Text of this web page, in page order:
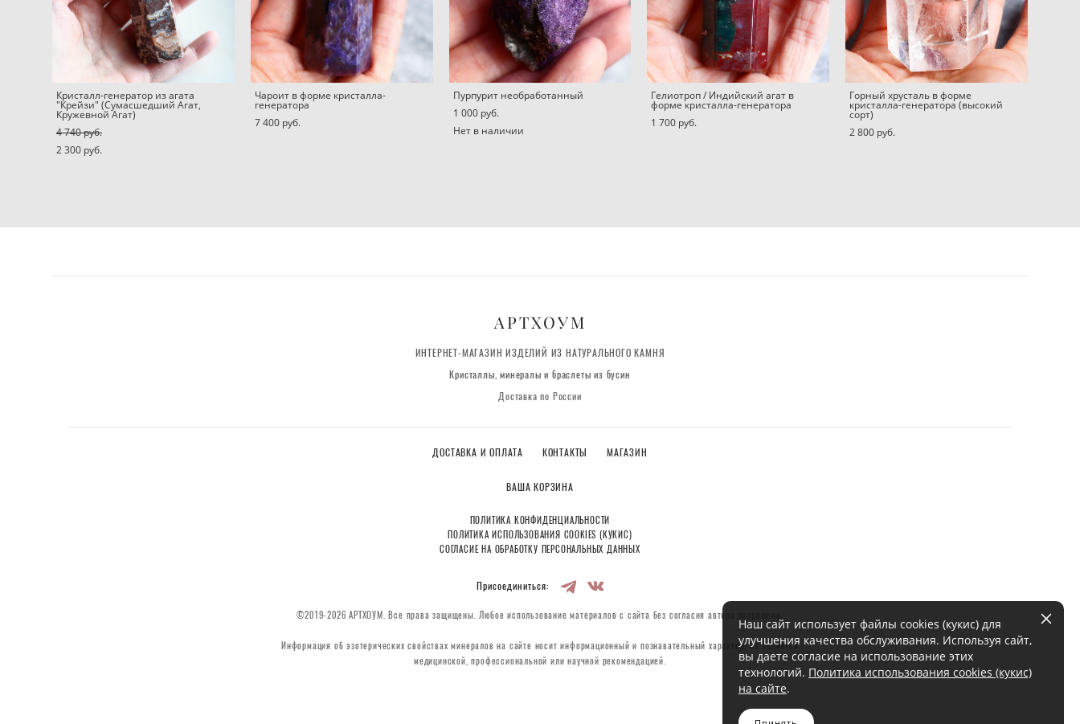
Кристалл-генератор из агата
"Крейзи" (Сумасшедший Агат,
Кружевной Агат)
4 740 pуб.
2 300 pуб.
Чароит в форме кристалла-
генератора
7 400 pуб.
Пурпурит необработанный
1 000 pуб.
Нет в наличии
Гелиотроп / Индийский агат в
форме кристалла-генератора
1 700 pуб.
Горный хрусталь в форме
кристалла-генератора (высокий
сорт)
2 800 pуб.
АРТХОУМ
ИНТЕРНЕТ-МАГАЗИН ИЗДЕЛИЙ ИЗ НАТУРАЛЬНОГО КАМНЯ
Кристаллы, минералы и браслеты из бусин
Доставка по России
ДОСТАВКА И ОПЛАТА КОНТАКТЫ МАГАЗИН
ВАША КОРЗИНА
ПОЛИТИКА КОНФИДЕНЦИАЛЬНОСТИ
ПОЛИТИКА ИСПОЛЬЗОВАНИЯ COOKIES (КУКИС)
СОГЛАСИЕ НА ОБРАБОТКУ ПЕРСОНАЛЬНЫХ ДАННЫХ
Присоединиться:
©2019-2026 АРТХОУМ. Все права защищены. Любое использование материалов с сайта без согласия автора запрещено.
Информация об эзотерических свойствах минералов на сайте носит информационный и познавательный характер, не является
медицинской, профессиональной или научной рекомендацией.
Наш сайт использует файлы cookies (кукис) для
улучшения качества обслуживания. Используя сайт,
вы даете согласие на использование этих
технологий. Политика использования cookies (кукис)
на сайте.